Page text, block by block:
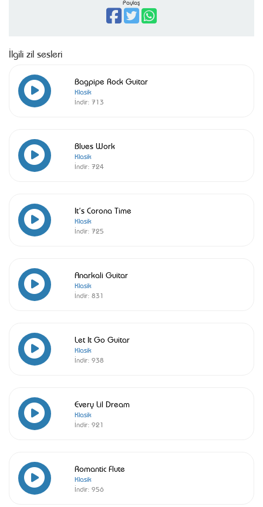
Paylaş
İlgili zil sesleri
Bagpipe Rock Guitar
Klasik
İndir: 713
Blues Work
Klasik
İndir: 724
It’s Corona Time
Klasik
İndir: 725
Anarkali Guitar
Klasik
İndir: 831
Let It Go Guitar
Klasik
İndir: 938
Every Lil Dream
Klasik
İndir: 921
Romantic Flute
Klasik
İndir: 956